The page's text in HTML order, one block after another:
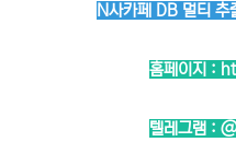
N사카페 DB 멀티
홈페이지 :
텔레그램 :